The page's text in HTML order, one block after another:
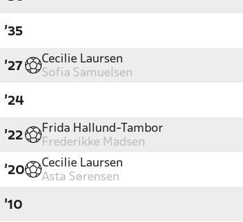
'35
'27
Cecilie Laursen
Sofia Samuelsen
'24
'22
Frida Hallund-Tambor
Frederikke Madsen
'20
Cecilie Laursen
Asta Sørensen
'10